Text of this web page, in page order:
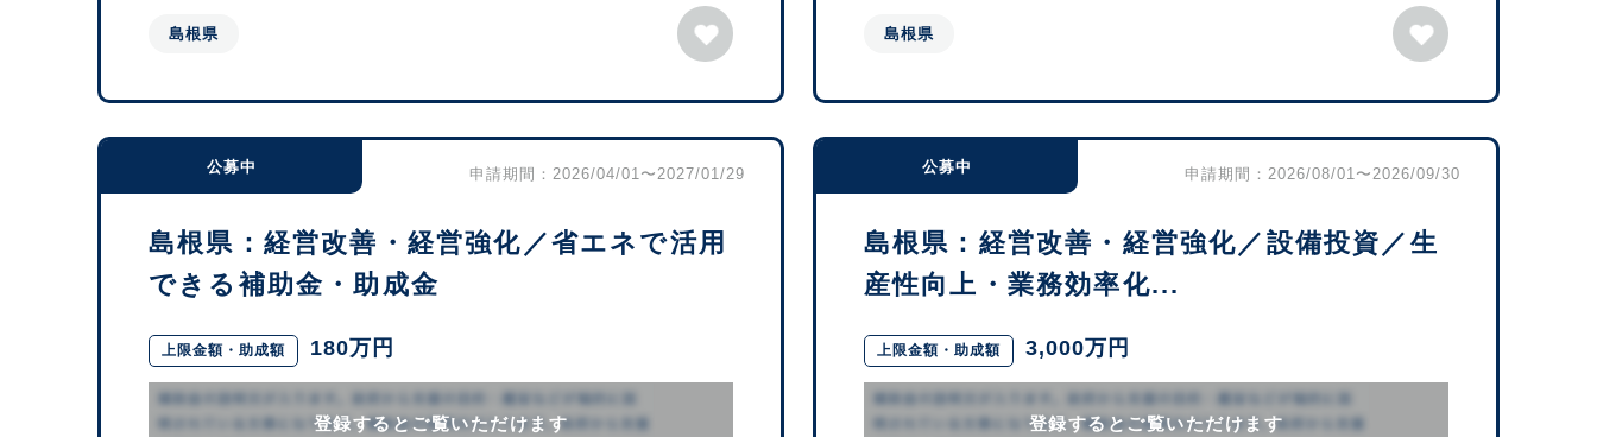
島根県 島根県
公募中 申請期間：2026/04/01〜2027/01/29
島根県：経営改善・経営強化／省エネで活用
できる補助金・助成金
上限金額・助成額 180万円
登録するとご覧いただけます
公募中 申請期間：2026/08/01〜2026/09/30
島根県：経営改善・経営強化／設備投資／生
産性向上・業務効率化...
上限金額・助成額 3,000万円
登録するとご覧いただけます